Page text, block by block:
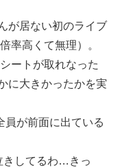
が居ない初のライブ
率高くて無理）。
ートが取れなった
に大きかったかを実
員が前面に出ている
きしてるわ…きっ